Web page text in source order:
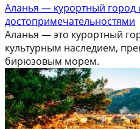
Аланья — курортный город
достопримечательностями
Аланья — это курортный
культурным наследием,
бирюзовым морем.